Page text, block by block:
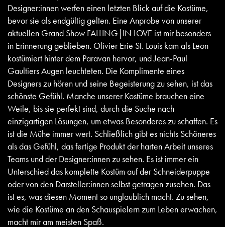
Designer:innen werfen einen letzten Blick auf die Kostüme,
bevor sie als endgültig gelten. Eine Anprobe von unserer
aktuellen Grand Show FALLING|IN LOVE ist mir besonders
in Erinnerung geblieben. Olivier Erie St. Louis kam als Leon
kostümiert hinter dem Paravan hervor, und Jean-Paul
Gaultiers Augen leuchteten. Die Komplimente eines
Designers zu hören und seine Begeisterung zu sehen, ist das
schönste Gefühl. Manche unserer Kostüme brauchen eine
Weile, bis sie perfekt sind, durch die Suche nach
einzigartigen Lösungen, um etwas Besonderes zu schaffen. Es
ist die Mühe immer wert. Schließlich gibt es nichts Schöneres
als das Gefühl, das fertige Produkt der harten Arbeit unseres
Teams und der Designer:innen zu sehen. Es ist immer ein
Unterschied das komplette Kostüm auf der Schneiderpuppe
oder von den Darsteller:innen selbst getragen zusehen. Das
ist es, was diesen Moment so unglaublich macht. Zu sehen,
wie die Kostüme an den Schauspielern zum Leben erwachen,
macht mir am meisten Spaß.